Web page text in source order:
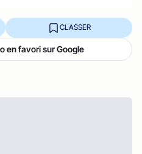
CLASSER
en favori sur Google